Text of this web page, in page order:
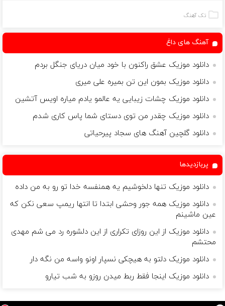
مکانیکتک آهنگ
آهنگ های داغ
دانلود موزیک عشق راکنون با خود میان دریای جنگل بردم
دانلود موزیک بمون این تن بمیره علی میری
دانلود موزیک چشات زیبایی یه عالمو یادم میاره اویس آتشین
دانلود موزیک چقدر من توی دستای شما پاس کاری شدم
دانلود گلچین آهنگ های سجاد پیرحیاتی
پربازدیدها
دانلود موزیک تنها دلخوشیم یه همنفسه خدا تو رو به من داده
دانلود موزیک همه جور وحشی ابتدا تا انتها ریمپ سعی نکن که
عین ماشینم
دانلود موزیک از این روزای تکراری از این دلشوره رد می شم مهدی
محتشم
دانلود موزیک دلتو به هیچکی نسپار اونو واسه من نگه دار
دانلود موزیک اینجا فقط ربط میدن روزو به شب تیارو